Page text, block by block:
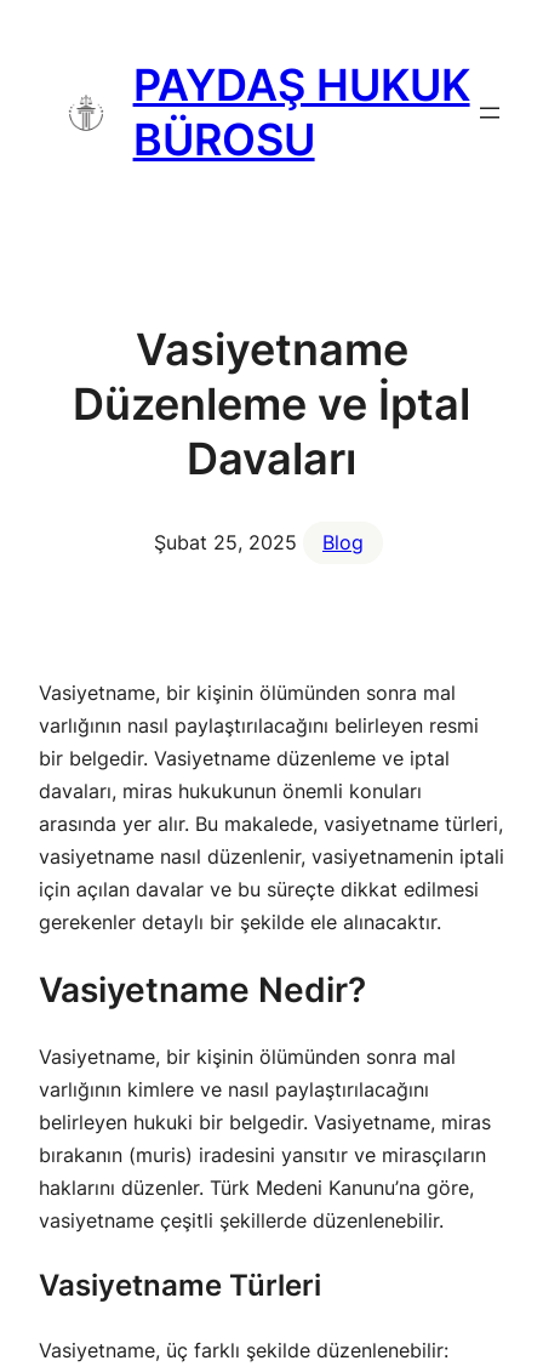
PAYDAŞ HUKUK
BÜROSU
Vasiyetname
Düzenleme ve İptal
Davaları
Şubat 25, 2025 Blog
Vasiyetname, bir kişinin ölümünden sonra mal
varlığının nasıl paylaştırılacağını belirleyen resmi
bir belgedir. Vasiyetname düzenleme ve iptal
davaları, miras hukukunun önemli konuları
arasında yer alır. Bu makalede, vasiyetname türleri,
vasiyetname nasıl düzenlenir, vasiyetnamenin iptali
için açılan davalar ve bu süreçte dikkat edilmesi
gerekenler detaylı bir şekilde ele alınacaktır.
Vasiyetname Nedir?
Vasiyetname, bir kişinin ölümünden sonra mal
varlığının kimlere ve nasıl paylaştırılacağını
belirleyen hukuki bir belgedir. Vasiyetname, miras
bırakanın (muris) iradesini yansıtır ve mirasçıların
haklarını düzenler. Türk Medeni Kanunu’na göre,
vasiyetname çeşitli şekillerde düzenlenebilir.
Vasiyetname Türleri
Vasiyetname, üç farklı şekilde düzenlenebilir: